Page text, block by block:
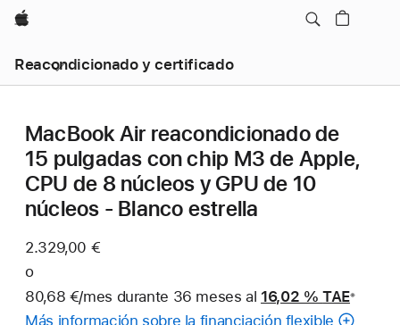
Apple
Reacondicionado y certificado
MacBook Air reacondicionado de
15 pulgadas con chip M3 de Apple,
CPU de 8 núcleos y GPU de 10
núcleos - Blanco estrella
2.329,00 €
o
80,68 €/mes durante 36 meses al 16,02 %TAE※
Más información sobre la financiación flexible